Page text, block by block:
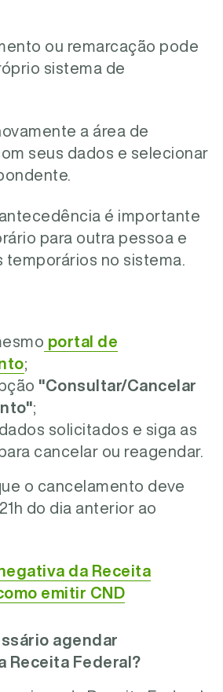
ou remarcação pode
sistema de
a área de
seus dados e selecionar
é importante
para outra pessoa e
no sistema.
portal de
;
"Consultar/Cancelar
;
solicitados e siga as
cancelar ou reagendar.
o cancelamento deve
do dia anterior ao
da Receita
emitir CND
agendar
Receita Federal?